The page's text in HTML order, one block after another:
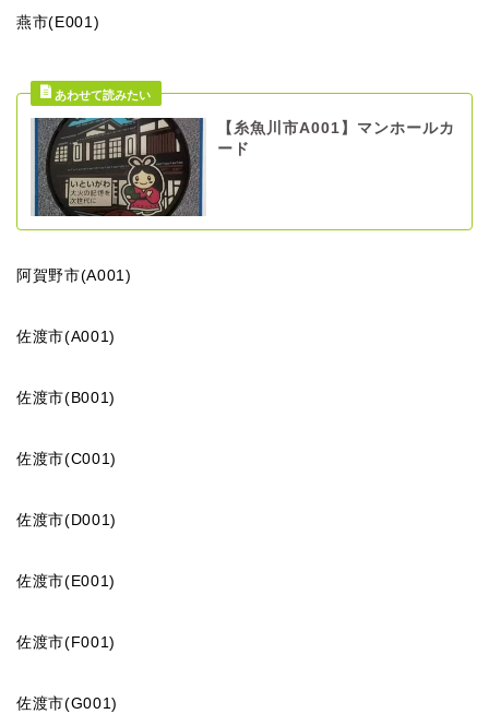
燕市(E001)
【糸魚川市A001】マンホールカ
ード
阿賀野市(A001)
佐渡市(A001)
佐渡市(B001)
佐渡市(C001)
佐渡市(D001)
佐渡市(E001)
佐渡市(F001)
佐渡市(G001)